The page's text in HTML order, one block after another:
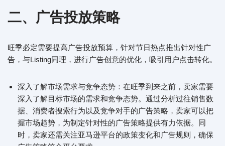
二、广告投放策略
旺季必定需要提高广告投放预算，针对节日热点推出针对性广
告，与Listing同理，进行广告创意的优化，吸引用户点击转化。
深入了解市场需求与竞争态势：在旺季到来之前，卖家需要
深入了解目标市场的需求和竞争态势。通过分析过往销售数
据、消费者搜索行为以及竞争对手的广告策略，卖家可以把
握市场趋势，为制定针对性的广告策略提供有力依据。同
时，卖家还需关注亚马逊平台的政策变化和广告规则，确保